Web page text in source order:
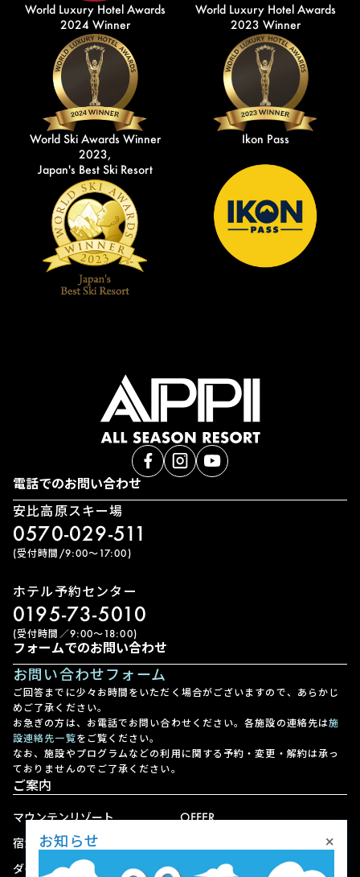
World Luxury Hotel Awards
2024 Winner
World Luxury Hotel Awards
2023 Winner
World Ski Awards Winner
2023,
Japan's Best Ski Resort
Ikon Pass
電話でのお問い合わせ
安比高原スキー場
0570-029-511
(受付時間/9:00〜17:00)
ホテル予約センター
0195-73-5010
(受付時間／9:00〜18:00)
フォームでのお問い合わせ
お問い合わせフォーム
ご回答までに少々お時間をいただく場合がございますので、あらかじ
めご了承ください。
お急ぎの方は、お電話でお問い合わせください。各施設の連絡先は施
設連絡先一覧をご覧ください。
なお、施設やプログラムなどの利用に関する予約・変更・解約は承っ
ておりませんのでご了承ください。
ご案内
マウンテンリゾート
宿泊
ダイニング
OFFER
お知らせ ×